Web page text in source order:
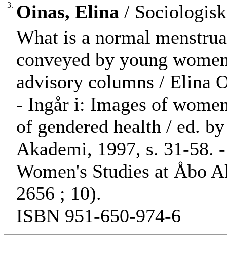
3. Oinas, Elina /
What is a normal
conveyed by young
advisory columns / Elina
- Ingår i: Images of
of gendered health / ed.
Akademi, 1997, s. 31-58.
Women's Studies at Åbo
2656 ; 10).
ISBN 951-650-974-6